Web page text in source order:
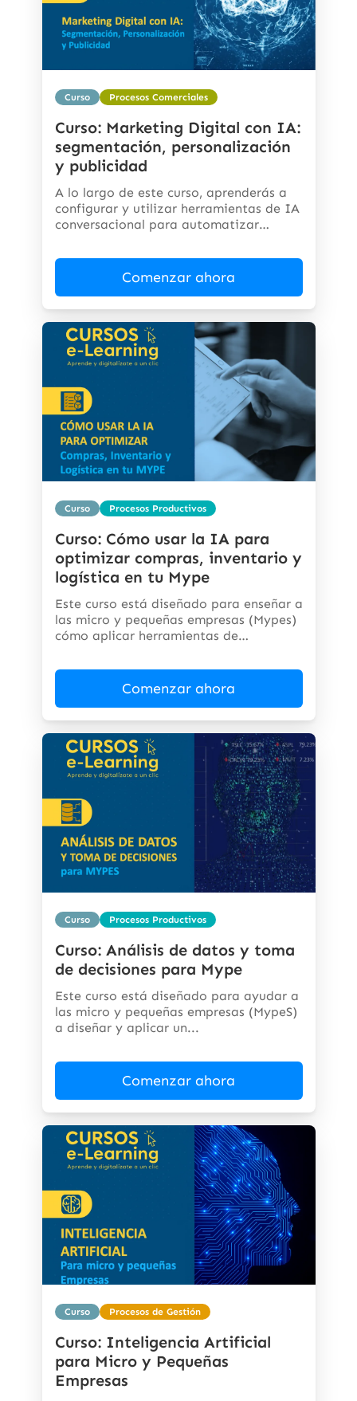
Curso Procesos Comerciales
Curso: Marketing Digital con IA:
segmentación, personalización
y publicidad
A lo largo de este curso, aprenderás a
configurar y utilizar herramientas de IA
conversacional para automatizar
Comenzar ahora
Curso Procesos Productivos
Curso: Cómo usar la IA para
optimizar compras, inventario y
logística en tu Mype
Este curso está diseñado para enseñar a
las micro y pequeñas empresas (Mypes)
cómo aplicar herramientas de
Comenzar ahora
Curso Procesos Productivos
Curso: Análisis de datos y toma
de decisiones para Mype
Este curso está diseñado para ayudar a
las micro y pequeñas empresas (MypeS)
a diseñar y aplicar un...
Comenzar ahora
Curso Procesos de Gestión
Curso: Inteligencia Artificial
para Micro y Pequeñas
Empresas